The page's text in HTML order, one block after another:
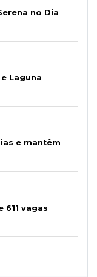
no Dia
Laguna
e mantêm
611 vagas